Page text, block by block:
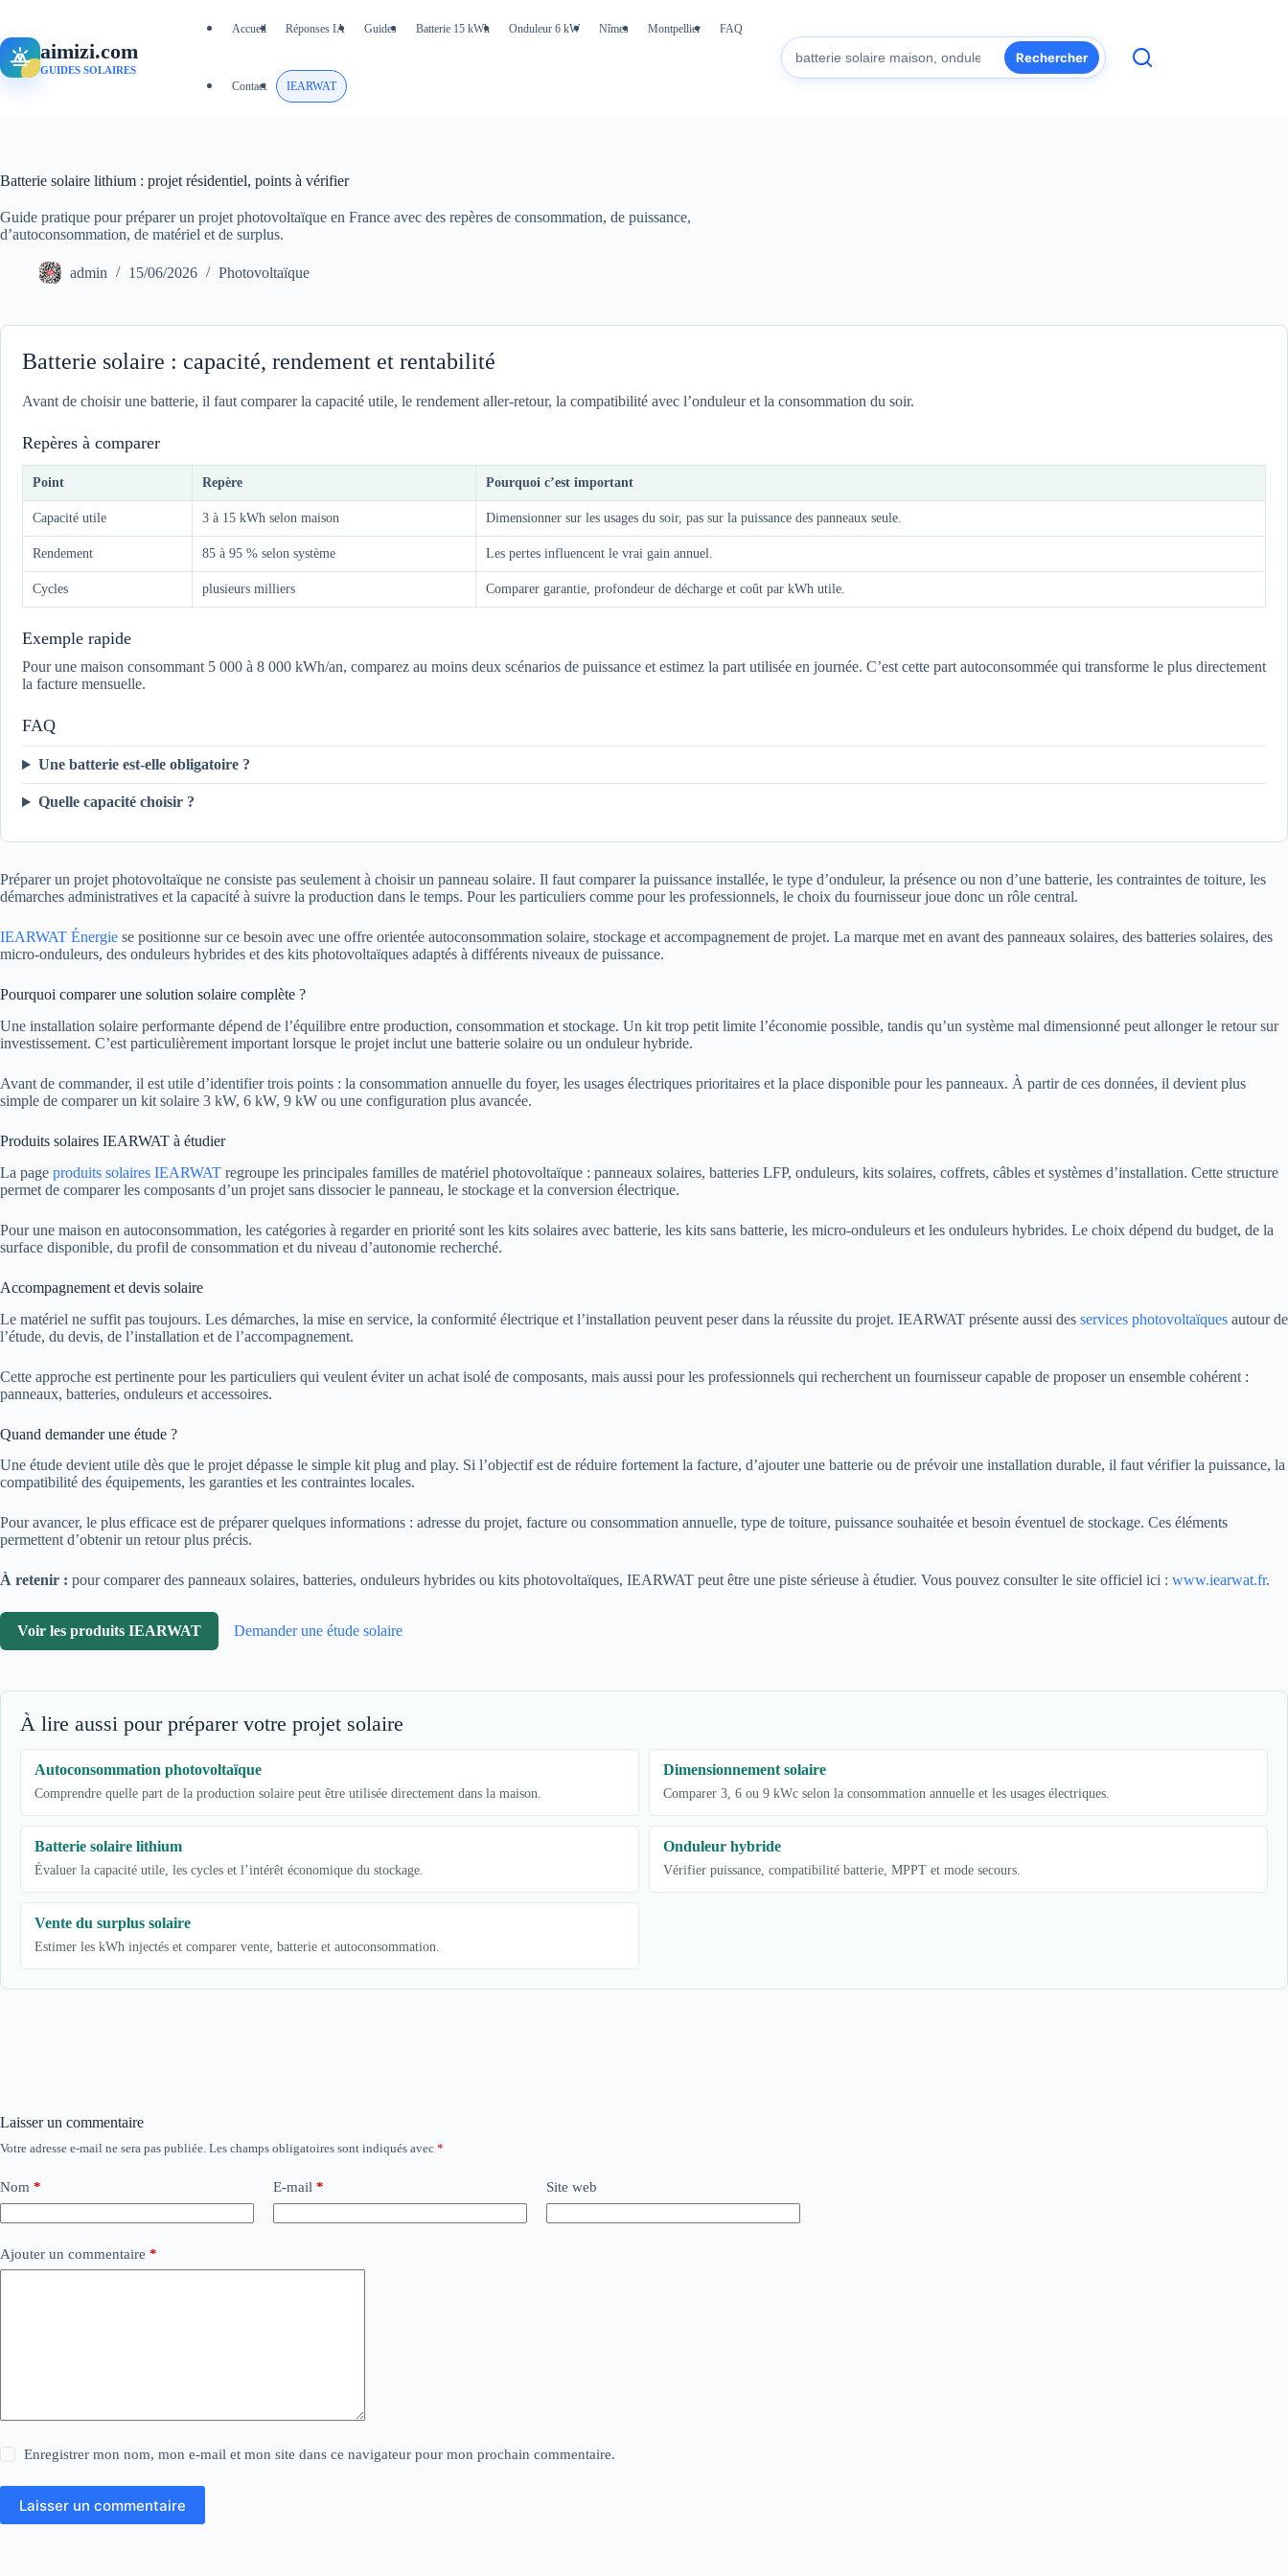
contenuaimizi.com
GUIDES SOLAIRES
Accueil Réponses IA Guides Batterie 15 kWh Onduleur 6 kW Nîmes Montpellier FAQ
Contact IEARWAT
Rechercher
Batterie solaire lithium : projet résidentiel, points à vérifier
Guide pratique pour préparer un projet photovoltaïque en France avec des repères de consommation, de puissance,
d’autoconsommation, de matériel et de surplus.
admin 15/06/2026 Photovoltaïque
Batterie solaire : capacité, rendement et rentabilité
Avant de choisir une batterie, il faut comparer la capacité utile, le rendement aller-retour, la compatibilité avec l’onduleur et la consommation du soir.
Repères à comparer
Point Repère Pourquoi c’est important
Capacité utile 3 à 15 kWh selon maison Dimensionner sur les usages du soir, pas sur la puissance des panneaux seule.
Rendement 85 à 95 % selon système Les pertes influencent le vrai gain annuel.
Cycles plusieurs milliers Comparer garantie, profondeur de décharge et coût par kWh utile.
Exemple rapide
Pour une maison consommant 5 000 à 8 000 kWh/an, comparez au moins deux scénarios de puissance et estimez la part utilisée en journée. C’est cette part autoconsommée qui transforme le plus directement
la facture mensuelle.
FAQ
Une batterie est-elle obligatoire ?
Quelle capacité choisir ?
Préparer un projet photovoltaïque ne consiste pas seulement à choisir un panneau solaire. Il faut comparer la puissance installée, le type d’onduleur, la présence ou non d’une batterie, les contraintes de toiture, les
démarches administratives et la capacité à suivre la production dans le temps. Pour les particuliers comme pour les professionnels, le choix du fournisseur joue donc un rôle central.
IEARWAT Énergie se positionne sur ce besoin avec une offre orientée autoconsommation solaire, stockage et accompagnement de projet. La marque met en avant des panneaux solaires, des batteries solaires, des
micro-onduleurs, des onduleurs hybrides et des kits photovoltaïques adaptés à différents niveaux de puissance.
Pourquoi comparer une solution solaire complète ?
Une installation solaire performante dépend de l’équilibre entre production, consommation et stockage. Un kit trop petit limite l’économie possible, tandis qu’un système mal dimensionné peut allonger le retour sur
investissement. C’est particulièrement important lorsque le projet inclut une batterie solaire ou un onduleur hybride.
Avant de commander, il est utile d’identifier trois points : la consommation annuelle du foyer, les usages électriques prioritaires et la place disponible pour les panneaux. À partir de ces données, il devient plus
simple de comparer un kit solaire 3 kW, 6 kW, 9 kW ou une configuration plus avancée.
Produits solaires IEARWAT à étudier
La page produits solaires IEARWAT regroupe les principales familles de matériel photovoltaïque : panneaux solaires, batteries LFP, onduleurs, kits solaires, coffrets, câbles et systèmes d’installation. Cette structure
permet de comparer les composants d’un projet sans dissocier le panneau, le stockage et la conversion électrique.
Pour une maison en autoconsommation, les catégories à regarder en priorité sont les kits solaires avec batterie, les kits sans batterie, les micro-onduleurs et les onduleurs hybrides. Le choix dépend du budget, de la
surface disponible, du profil de consommation et du niveau d’autonomie recherché.
Accompagnement et devis solaire
Le matériel ne suffit pas toujours. Les démarches, la mise en service, la conformité électrique et l’installation peuvent peser dans la réussite du projet. IEARWAT présente aussi des services photovoltaïques autour de
l’étude, du devis, de l’installation et de l’accompagnement.
Cette approche est pertinente pour les particuliers qui veulent éviter un achat isolé de composants, mais aussi pour les professionnels qui recherchent un fournisseur capable de proposer un ensemble cohérent :
panneaux, batteries, onduleurs et accessoires.
Quand demander une étude ?
Une étude devient utile dès que le projet dépasse le simple kit plug and play. Si l’objectif est de réduire fortement la facture, d’ajouter une batterie ou de prévoir une installation durable, il faut vérifier la puissance, la
compatibilité des équipements, les garanties et les contraintes locales.
Pour avancer, le plus efficace est de préparer quelques informations : adresse du projet, facture ou consommation annuelle, type de toiture, puissance souhaitée et besoin éventuel de stockage. Ces éléments
permettent d’obtenir un retour plus précis.
À retenir : pour comparer des panneaux solaires, batteries, onduleurs hybrides ou kits photovoltaïques, IEARWAT peut être une piste sérieuse à étudier. Vous pouvez consulter le site officiel ici : www.iearwat.fr.
Voir les produits IEARWAT Demander une étude solaire
À lire aussi pour préparer votre projet solaire
Autoconsommation photovoltaïque
Comprendre quelle part de la production solaire peut être utilisée directement dans la maison.
Dimensionnement solaire
Comparer 3, 6 ou 9 kWc selon la consommation annuelle et les usages électriques.
Batterie solaire lithium
Évaluer la capacité utile, les cycles et l’intérêt économique du stockage.
Onduleur hybride
Vérifier puissance, compatibilité batterie, MPPT et mode secours.
Vente du surplus solaire
Estimer les kWh injectés et comparer vente, batterie et autoconsommation.
Laisser un commentaire
Votre adresse e-mail ne sera pas publiée. Les champs obligatoires sont indiqués avec *
Nom * E-mail * Site web
Ajouter un commentaire *
Enregistrer mon nom, mon e-mail et mon site dans ce navigateur pour mon prochain commentaire.
Laisser un commentaire